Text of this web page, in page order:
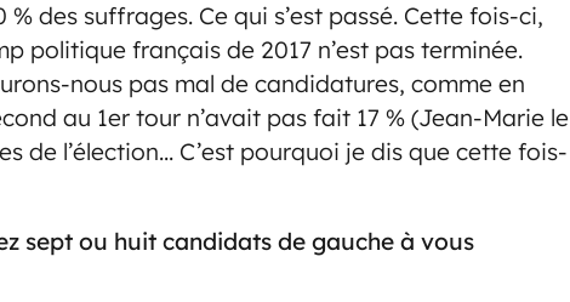
des suffrages. Ce qui s’est passé. Cette fois-ci,
politique français de 2017 n’est pas terminée.
nous pas mal de candidatures, comme en
au 1er tour n’avait pas fait 17 % (Jean-Marie le
de l’élection… C’est pourquoi je dis que cette fois-
sept ou huit candidats de gauche à vous